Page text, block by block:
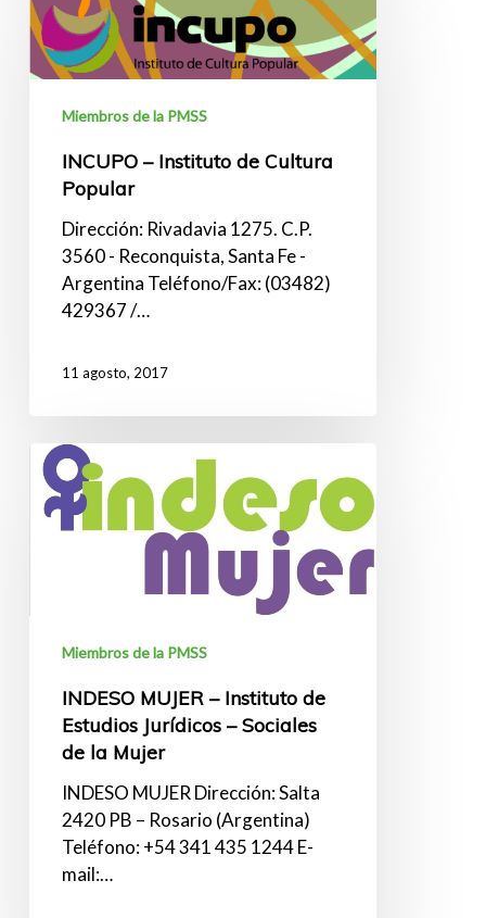
–
Instituto
de
Popular
Miembros de la PMSS
INCUPO – Instituto de Cultura
Popular
Dirección: Rivadavia 1275. C.P.
3560 - Reconquista, Santa Fe -
Argentina Teléfono/Fax: (03482)
429367 /…
11 agosto, 2017
INDESO
MUJER
Instituto
Jurídicos
Mujer
Miembros de la PMSS
INDESO MUJER – Instituto de
Estudios Jurídicos – Sociales
de la Mujer
INDESO MUJER Dirección: Salta
2420 PB – Rosario (Argentina)
Teléfono: +54 341 435 1244 E-
mail:…